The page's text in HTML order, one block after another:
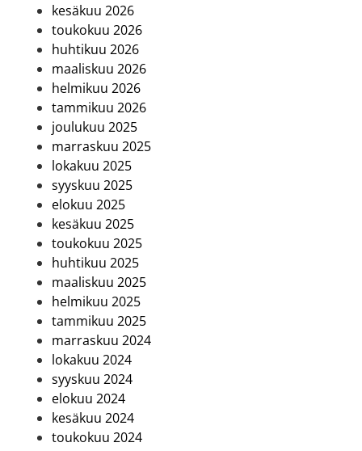
kesäkuu 2026
toukokuu 2026
huhtikuu 2026
maaliskuu 2026
helmikuu 2026
tammikuu 2026
joulukuu 2025
marraskuu 2025
lokakuu 2025
syyskuu 2025
elokuu 2025
kesäkuu 2025
toukokuu 2025
huhtikuu 2025
maaliskuu 2025
helmikuu 2025
tammikuu 2025
marraskuu 2024
lokakuu 2024
syyskuu 2024
elokuu 2024
kesäkuu 2024
toukokuu 2024